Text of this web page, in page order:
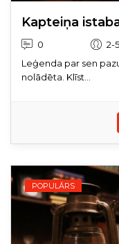
Kapteiņa
0 2-5
Leģenda par sen
nolādēta. Klīst...
POPULĀRS